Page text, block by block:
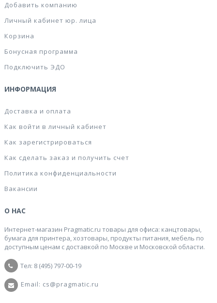
Добавить компанию
Личный кабинет юр. лица
Корзина
Бонусная программа
Подключить ЭДО
ИНФОРМАЦИЯ
Доставка и оплата
Как войти в личный кабинет
Как зарегистрироваться
Как сделать заказ и получить счет
Политика конфиденциальности
Вакансии
О НАС
Интернет-магазин Pragmatic.ru товары для офиса: канцтовары,
бумага для принтера, хозтовары, продукты питания, мебель по
доступным ценам с доставкой по Москве и Московской области.
Тел: 8 (495) 797-00-19
Email: cs@pragmatic.ru